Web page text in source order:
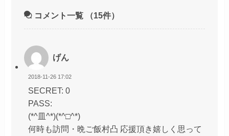
コメント一覧 （15件）
げん
2018-11-26 17:02
SECRET: 0
PASS:
(*^皿^*)(*^□^*)
何時も訪問・晩ご飯村凸 応援頂き嬉しく思って